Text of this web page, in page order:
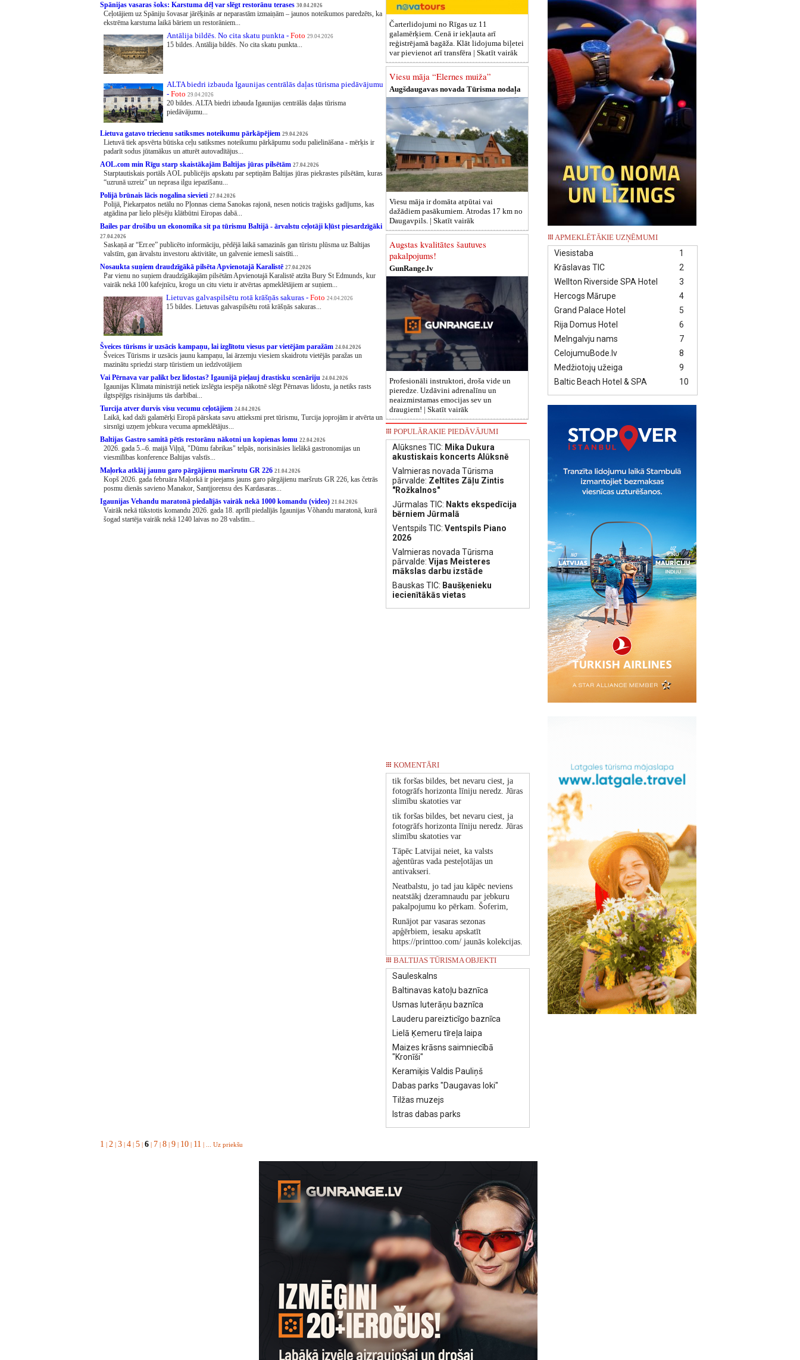
Spānijas vasaras šoks: Karstuma dēļ var slēgt restorānu terases 30.04.2026
Ceļotājiem uz Spāniju šovasar jārēķinās ar neparastām izmaiņām – jaunos noteikumos paredzēts, ka
ekstrēma karstuma laikā bāriem un restorāniem...
Antālija bildēs. No cita skatu punkta - Foto 29.04.2026
15 bildes. Antālija bildēs. No cita skatu punkta...
ALTA biedri izbauda Igaunijas centrālās daļas tūrisma piedāvājumu
- Foto 29.04.2026
20 bildes. ALTA biedri izbauda Igaunijas centrālās daļas tūrisma
piedāvājumu...
Lietuva gatavo triecienu satiksmes noteikumu pārkāpējiem 29.04.2026
Lietuvā tiek apsvērta būtiska ceļu satiksmes noteikumu pārkāpumu sodu palielināšana - mērķis ir
padarīt sodus jūtamākus un atturēt autovadītājus...
AOL.com min Rīgu starp skaistākajām Baltijas jūras pilsētām 27.04.2026
Starptautiskais portāls AOL publicējis apskatu par septiņām Baltijas jūras piekrastes pilsētām, kuras
“uzrunā uzreiz” un neprasa ilgu iepazīšanu...
Polijā brūnais lācis nogalina sievieti 27.04.2026
Polijā, Piekarpatos netālu no Pļonnas ciema Sanokas rajonā, nesen noticis traģisks gadījums, kas
atgādina par lielo plēsēju klātbūtni Eiropas dabā...
Bailes par drošību un ekonomika sit pa tūrismu Baltijā - ārvalstu ceļotāji kļūst piesardzīgāki
27.04.2026
Saskaņā ar “Err.ee” publicēto informāciju, pēdējā laikā samazinās gan tūristu plūsma uz Baltijas
valstīm, gan ārvalstu investoru aktivitāte, un galvenie iemesli saistīti...
Nosaukta suņiem draudzīgākā pilsēta Apvienotajā Karalistē 27.04.2026
Par vienu no suņiem draudzīgākajām pilsētām Apvienotajā Karalistē atzīta Bury St Edmunds, kur
vairāk nekā 100 kafejnīcu, krogu un citu vietu ir atvērtas apmeklētājiem ar suņiem...
Lietuvas galvaspilsētu rotā krāšņās sakuras - Foto 24.04.2026
15 bildes. Lietuvas galvaspilsētu rotā krāšņās sakuras...
Šveices tūrisms ir uzsācis kampaņu, lai izglītotu viesus par vietējām paražām 24.04.2026
Šveices Tūrisms ir uzsācis jaunu kampaņu, lai ārzemju viesiem skaidrotu vietējās paražas un
mazinātu spriedzi starp tūristiem un iedzīvotājiem
Vai Pērnava var palikt bez lidostas? Igaunijā pieļauj drastisku scenāriju 24.04.2026
Igaunijas Klimata ministrijā netiek izslēgta iespēja nākotnē slēgt Pērnavas lidostu, ja netiks rasts
ilgtspējīgs risinājums tās darbībai...
Turcija atver durvis visu vecumu ceļotājiem 24.04.2026
Laikā, kad daži galamērķi Eiropā pārskata savu attieksmi pret tūrismu, Turcija joprojām ir atvērta un
sirsnīgi uzņem jebkura vecuma apmeklētājus...
Baltijas Gastro samitā pētīs restorānu nākotni un kopienas lomu 22.04.2026
2026. gada 5.–6. maijā Viļņā, "Dūmu fabrikas" telpās, norisināsies lielākā gastronomijas un
viesmīlības konference Baltijas valstīs...
Maļorka atklāj jaunu garo pārgājienu maršrutu GR 226 21.04.2026
Kopš 2026. gada februāra Maļorkā ir pieejams jauns garo pārgājienu maršruts GR 226, kas četrās
posmu dienās savieno Manakor, Santjjorensu des Kardasaras...
Igaunijas Vehandu maratonā piedalījās vairāk nekā 1000 komandu (video) 21.04.2026
Vairāk nekā tūkstotis komandu 2026. gada 18. aprīlī piedalījās Igaunijas Võhandu maratonā, kurā
šogad startēja vairāk nekā 1240 laivas no 28 valstīm...
Čarterlidojumi no Rīgas uz 11
galamērķiem. Cenā ir iekļauta arī
reģistrējamā bagāža. Klāt lidojuma biļetei
var pievienot arī transfēra | Skatīt vairāk
Viesu māja “Elernes muiža”
Augšdaugavas novada Tūrisma nodaļa
Viesu māja ir domāta atpūtai vai
dažādiem pasākumiem. Atrodas 17 km no
Daugavpils. | Skatīt vairāk
Augstas kvalitātes šautuves
pakalpojums!
GunRange.lv
Profesionāli instruktori, droša vide un
pieredze. Uzdāvini adrenalīnu un
neaizmirstamas emocijas sev un
draugiem! | Skatīt vairāk
POPULĀRAKIE PIEDĀVĀJUMI
Alūksnes TIC: Mika Dukura
akustiskais koncerts Alūksnē
Valmieras novada Tūrisma
pārvalde: Zeltītes Zāļu Zintis
"Rožkalnos"
Jūrmalas TIC: Nakts ekspedīcija
bērniem Jūrmalā
Ventspils TIC: Ventspils Piano
2026
Valmieras novada Tūrisma
pārvalde: Vijas Meisteres
mākslas darbu izstāde
Bauskas TIC: Baušķenieku
iecienītākās vietas
KOMENTĀRI
tik foršas bildes, bet nevaru ciest, ja
fotogrāfs horizonta līniju neredz. Jūras
slimību skatoties var
tik foršas bildes, bet nevaru ciest, ja
fotogrāfs horizonta līniju neredz. Jūras
slimību skatoties var
Tāpēc Latvijai neiet, ka valsts
aģentūras vada pesteļotājas un
antivakseri.
Neatbalstu, jo tad jau kāpēc neviens
neatstākj dzeramnaudu par jebkuru
pakalpojumu ko pērkam. Šoferim,
Runājot par vasaras sezonas
apģērbiem, iesaku apskatīt
https://printtoo.com/ jaunās kolekcijas.
BALTIJAS TŪRISMA OBJEKTI
Sauleskalns
Baltinavas katoļu baznīca
Usmas luterāņu baznīca
Lauderu pareizticīgo baznīca
Lielā Ķemeru tīreļa laipa
Maizes krāsns saimniecībā
"Kronīši"
Keramiķis Valdis Pauliņš
Dabas parks "Daugavas loki"
Tilžas muzejs
Istras dabas parks
1 2 3 4 5 6 7 8 9 10 11 Uz priekšu
APMEKLĒTĀKIE UZŅĒMUMI
1
Viesistaba
2
Krāslavas TIC
3
Wellton Riverside SPA Hotel
4
Hercogs Mārupe
5
Grand Palace Hotel
6
Rija Domus Hotel
7
Melngalvju nams
8
CelojumuBode.lv
9
Medžiotojų užeiga
10
Baltic Beach Hotel & SPA